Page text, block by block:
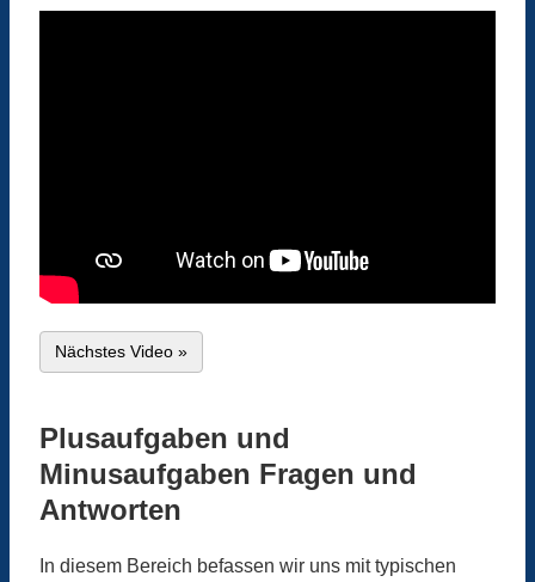
Nächstes Video »
Plusaufgaben und
Minusaufgaben Fragen und
Antworten
In diesem Bereich befassen wir uns mit typischen